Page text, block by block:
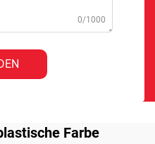
0/1000
Farbe